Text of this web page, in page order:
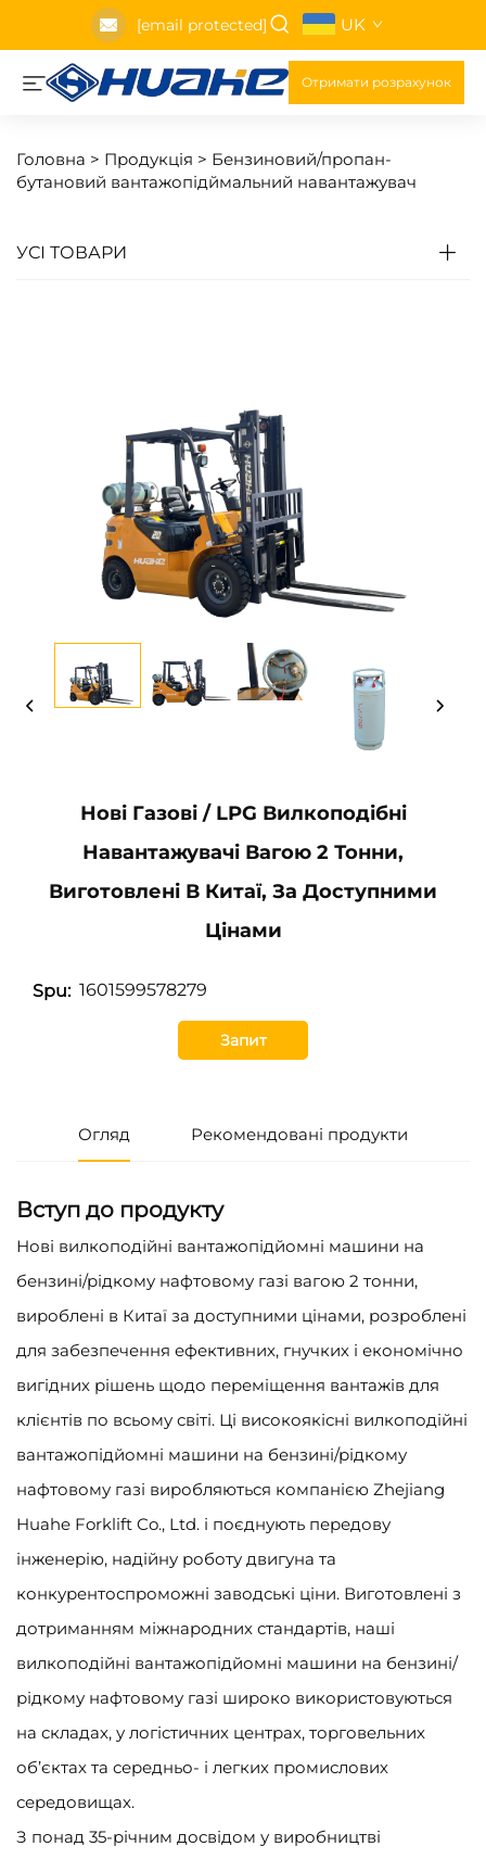
[email protected] UK
Отримати розрахунок
Головна > Продукція > Бензиновий/пропан-
бутановий вантажопідймальний навантажувач
УСІ ТОВАРИ
Нові Газові / LPG Вилкоподібні
Навантажувачі Вагою 2 Тонни,
Виготовлені В Китаї, За Доступними
Цінами
Spu: 1601599578279
Запит
Огляд Рекомендовані продукти
Вступ до продукту
Нові вилкоподійні вантажопідйомні машини на
бензині/рідкому нафтовому газі вагою 2 тонни,
вироблені в Китаї за доступними цінами, розроблені
для забезпечення ефективних, гнучких і економічно
вигідних рішень щодо переміщення вантажів для
клієнтів по всьому світі. Ці високоякісні вилкоподійні
вантажопідйомні машини на бензині/рідкому
нафтовому газі виробляються компанією Zhejiang
Huahe Forklift Co., Ltd. і поєднують передову
інженерію, надійну роботу двигуна та
конкурентоспроможні заводські ціни. Виготовлені з
дотриманням міжнародних стандартів, наші
вилкоподійні вантажопідйомні машини на бензині/
рідкому нафтовому газі широко використовуються
на складах, у логістичних центрах, торговельних
об’єктах та середньо- і легких промислових
середовищах.
З понад 35-річним досвідом у виробництві